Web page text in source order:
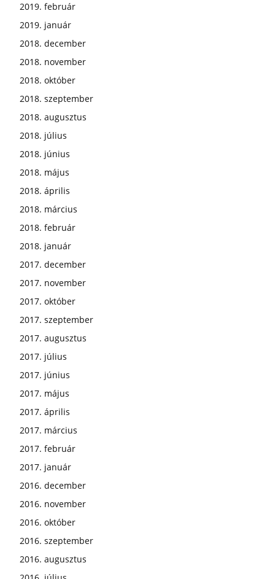
2019. február
2019. január
2018. december
2018. november
2018. október
2018. szeptember
2018. augusztus
2018. július
2018. június
2018. május
2018. április
2018. március
2018. február
2018. január
2017. december
2017. november
2017. október
2017. szeptember
2017. augusztus
2017. július
2017. június
2017. május
2017. április
2017. március
2017. február
2017. január
2016. december
2016. november
2016. október
2016. szeptember
2016. augusztus